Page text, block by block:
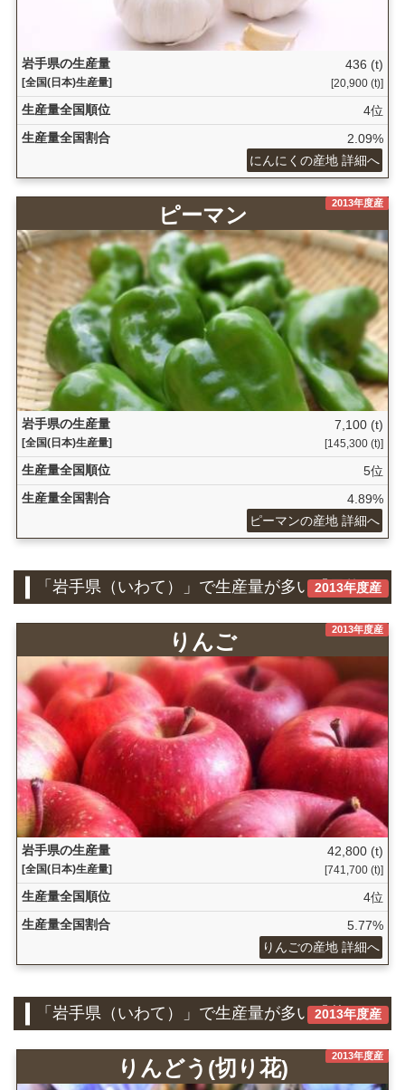
岩手県の生産量
[全国(日本)生産量]
436 (t)
[20,900 (t)]
生産量全国順位
4位
生産量全国割合
2.09%
にんにくの産地 詳細へ
2013年度産
ピーマン
岩手県の生産量
[全国(日本)生産量]
7,100 (t)
[145,300 (t)]
生産量全国順位
5位
生産量全国割合
4.89%
ピーマンの産地 詳細へ
2013年度産
「岩手県（いわて）」で生産量が多い『果物』
2013年度産
りんご
岩手県の生産量
[全国(日本)生産量]
42,800 (t)
[741,700 (t)]
生産量全国順位
4位
生産量全国割合
5.77%
りんごの産地 詳細へ
2013年度産
「岩手県（いわて）」で生産量が多い『花き』
2013年度産
りんどう(切り花)